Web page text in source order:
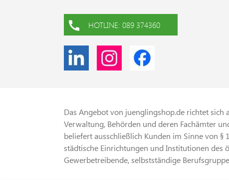
HOTLINE: 089 374360
Das Angebot von juenglingshop.de richtet sich
Verwaltung, Behörden und deren Fachämter
beliefert ausschließlich Kunden im Sinne von §
städtische Einrichtungen und Institutionen des
Gewerbetreibende, selbstständige